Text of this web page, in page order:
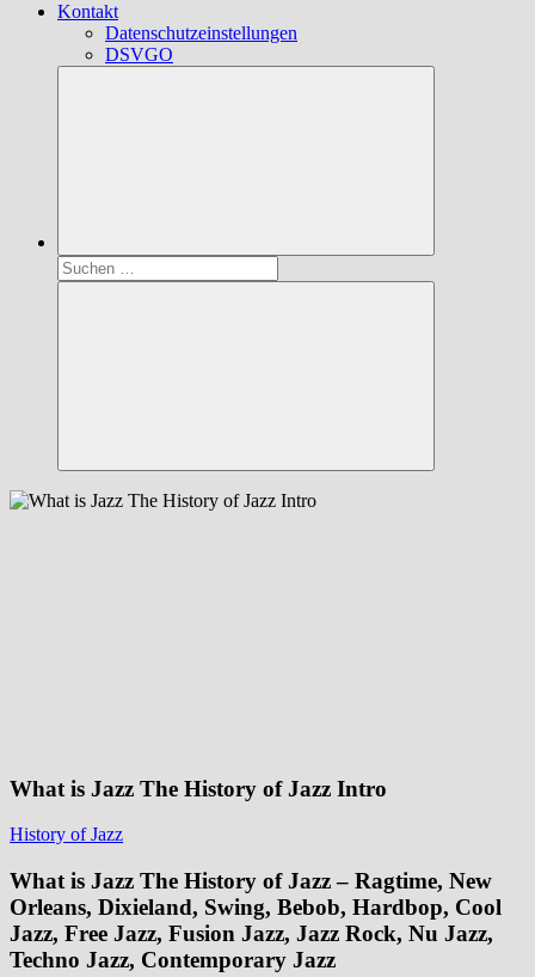
Kontakt
Datenschutzeinstellungen
DSVGO
Suchen
nach:
Suchen
What is Jazz The History of Jazz Intro
History of Jazz
What is Jazz The History of Jazz – Ragtime, New
Orleans, Dixieland, Swing, Bebob, Hardbop, Cool
Jazz, Free Jazz, Fusion Jazz, Jazz Rock, Nu Jazz,
Techno Jazz, Contemporary Jazz